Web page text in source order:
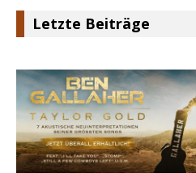
Letzte Beiträge